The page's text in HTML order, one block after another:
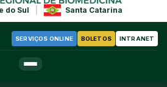
do Sul Santa Catarina
SERVIÇOS ONLINE BOLETOS INTRANET